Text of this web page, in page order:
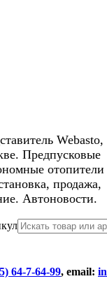
Webasto,
Предпусковые
отопители
продажа,
Автоновости.
64-7-64-99, email: